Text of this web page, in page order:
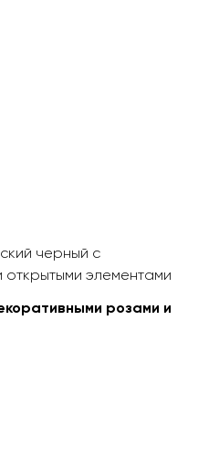
черный с
элементами
розами и